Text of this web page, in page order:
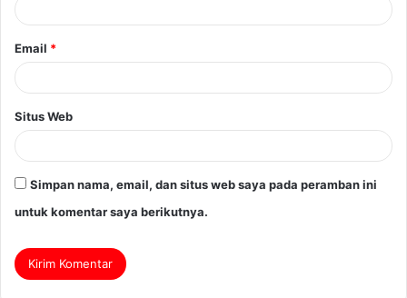
Email *
Situs Web
Simpan nama, email, dan situs web saya pada peramban ini
untuk komentar saya berikutnya.